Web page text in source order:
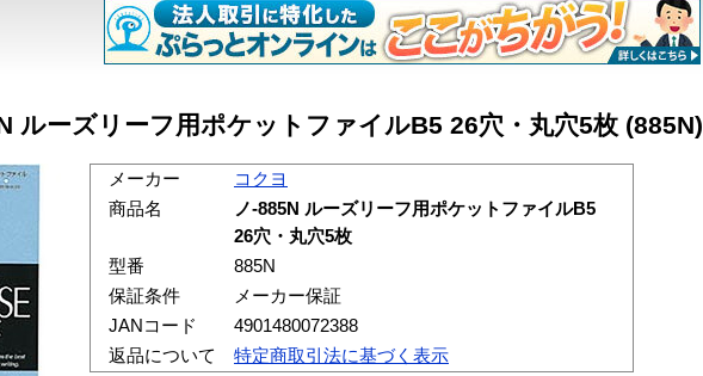
ルーズリーフ用ポケットファイルB5 26穴・丸穴5枚 (885N)
メーカー
コクヨ
商品名
ノ-885N ルーズリーフ用ポケットファイルB5
26穴・丸穴5枚
型番
885N
保証条件
メーカー保証
JANコード
4901480072388
返品について
特定商取引法に基づく表示